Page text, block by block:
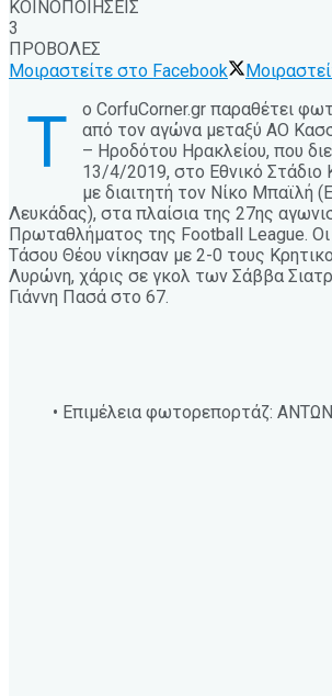
ΚΟΙΝΟΠΟΙΗΣΕΙΣ
3
ΠΡΟΒΟΛΕΣ
Μοιραστείτε στο Facebook
Τ
ο CorfuCorner.gr παραθέτει
από τον αγώνα μεταξύ ΑΟ
– Ηροδότου Ηρακλείου, που
13/4/2019, στο Εθνικό Στάδιο
με διαιτητή τον Νίκο Μπαϊλή
Λευκάδας), στα πλαίσια της 27ης
Πρωταθλήματος της Football League.
Τάσου Θέου νίκησαν με 2-0 τους
Λυρώνη, χάρις σε γκολ των Σάββα
Γιάννη Πασά στο 67.
• Επιμέλεια φωτορεπορτάζ: